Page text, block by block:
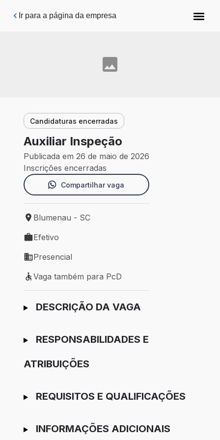
Pular para o conteúdo principal
Ir para a página da empresa
Candidaturas encerradas
Auxiliar Inspeção
Publicada em 26 de maio de 2026
Inscrições encerradas
Compartilhar vaga
Local de trabalho: Blumenau - SC
Blumenau - SC
Tipo de vaga: Efetivo
Efetivo
Modelo de trabalho: Presencial
Presencial
Vaga também para PcD
Vaga também para PcD
Ir para candidatura
DESCRIÇÃO DA VAGA
RESPONSABILIDADES E
ATRIBUIÇÕES
REQUISITOS E QUALIFICAÇÕES
INFORMAÇÕES ADICIONAIS